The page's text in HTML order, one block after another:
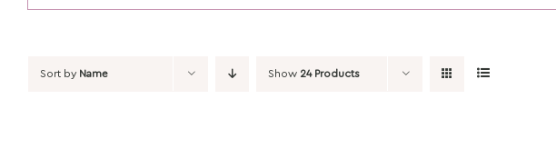
Sort by Name Show 24 Products